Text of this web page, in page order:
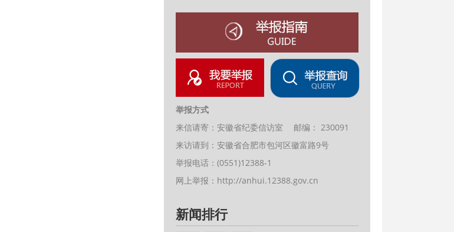
举报方式
来信请寄：安徽省纪委信访室 邮编： 230091
来访请到：安徽省合肥市包河区徽富路9号
举报电话：(0551)12388-1
网上举报： http://anhui.12388.gov.cn
新闻排行